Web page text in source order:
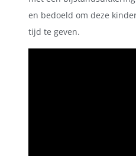
en bedoeld om deze
tijd te geven.